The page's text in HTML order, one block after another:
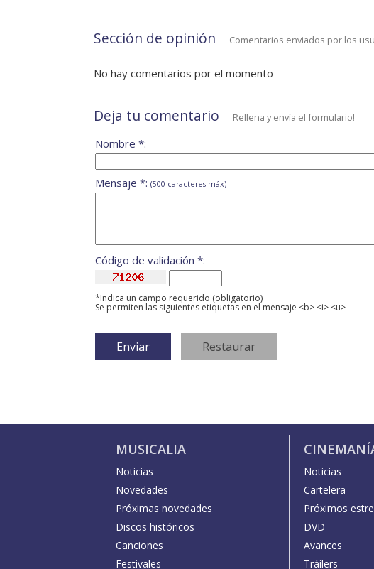
Sección de opinión Comentarios enviados por los
No hay comentarios por el momento
Deja tu comentario Rellena y envía el formulario!
Nombre *:
Mensaje *: (500 caracteres máx)
Código de validación *:
*Indica un campo requerido (obligatorio)
Se permiten las siguientes etiquetas en el mensaje <b> <i> <u>
MUSICALIA
Noticias
Novedades
Próximas novedades
Discos históricos
Canciones
Festivales
Noticias
Cartelera
Próximos
DVD
Avances
Tráilers